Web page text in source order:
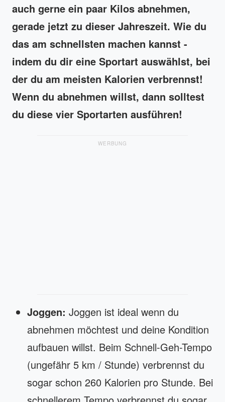
auch gerne ein paar Kilos abnehmen,
gerade jetzt zu dieser Jahreszeit. Wie du
das am schnellsten machen kannst -
indem du dir eine Sportart auswählst, bei
der du am meisten Kalorien verbrennst!
Wenn du abnehmen willst, dann solltest
du diese vier Sportarten ausführen!
WERBUNG
Joggen: Joggen ist ideal wenn du
abnehmen möchtest und deine Kondition
aufbauen willst. Beim Schnell-Geh-Tempo
(ungefähr 5 km / Stunde) verbrennst du
sogar schon 260 Kalorien pro Stunde. Bei